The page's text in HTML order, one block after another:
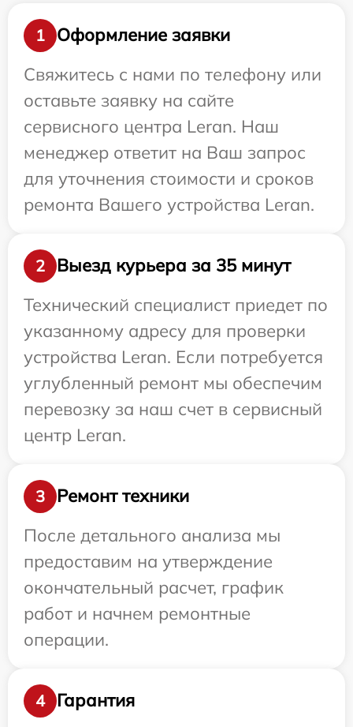
1
Оформление заявки
Свяжитесь с нами по телефону или
оставьте заявку на сайте
сервисного центра Leran. Наш
менеджер ответит на Ваш запрос
для уточнения стоимости и сроков
ремонта Вашего устройства Leran.
2
Выезд курьера за 35 минут
Технический специалист приедет по
указанному адресу для проверки
устройства Leran. Если потребуется
углубленный ремонт мы обеспечим
перевозку за наш счет в сервисный
центр Leran.
3
Ремонт техники
После детального анализа мы
предоставим на утверждение
окончательный расчет, график
работ и начнем ремонтные
операции.
4
Гарантия